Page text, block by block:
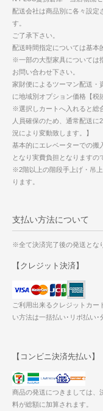
配送会社は商品別に各々設定
す。
ご了承下さい。
配送時間指定については基本
※一部の大型家具については
お問い合わせ下さい。
家財便によるツーマン配送・
に地域別オプション価格【税
※選択しカートへ入れると総
人員確保のため、通常配送
況により変動致します。】
基本的にエレベーターでの搬
となり実費負担となりますの
※2階以上の階段手上げ・吊
ります。
支払い方法について
※全て決済完了後の発送とな
【クレジット決済】
ご利用出来るクレジットカー
い方法は一括払い･リボ払い･
【コンビニ決済先払い】
商品の発送につきましては、
料が総額に加算されます。